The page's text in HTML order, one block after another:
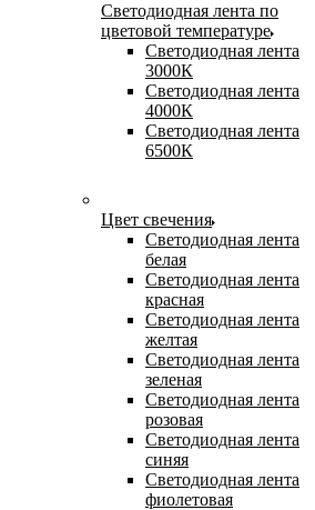
Светодиодная лента по
цветовой температуре
Светодиодная лента
3000К
Светодиодная лента
4000К
Светодиодная лента
6500К
Цвет свечения
Светодиодная лента
белая
Светодиодная лента
красная
Светодиодная лента
желтая
Светодиодная лента
зеленая
Светодиодная лента
розовая
Светодиодная лента
синяя
Светодиодная лента
фиолетовая